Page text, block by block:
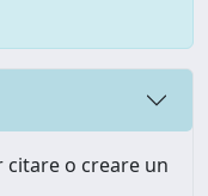
o creare un